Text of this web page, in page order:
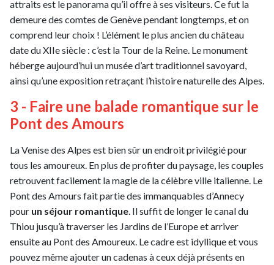
attraits est le panorama qu’il offre à ses visiteurs. Ce fut la
demeure des comtes de Genève pendant longtemps, et on
comprend leur choix ! L’élément le plus ancien du château
date du XIIe siècle : c’est la Tour de la Reine. Le monument
héberge aujourd’hui un musée d’art traditionnel savoyard,
ainsi qu’une exposition retraçant l’histoire naturelle des Alpes.
3 - Faire une balade romantique sur le
Pont des Amours
La Venise des Alpes est bien sûr un endroit privilégié pour
tous les amoureux. En plus de profiter du paysage, les couples
retrouvent facilement la magie de la célèbre ville italienne. Le
Pont des Amours fait partie des immanquables d’Annecy
pour un séjour romantique . Il suffit de longer le canal du
Thiou jusqu’à traverser les Jardins de l’Europe et arriver
ensuite au Pont des Amoureux. Le cadre est idyllique et vous
pouvez même ajouter un cadenas à ceux déjà présents en